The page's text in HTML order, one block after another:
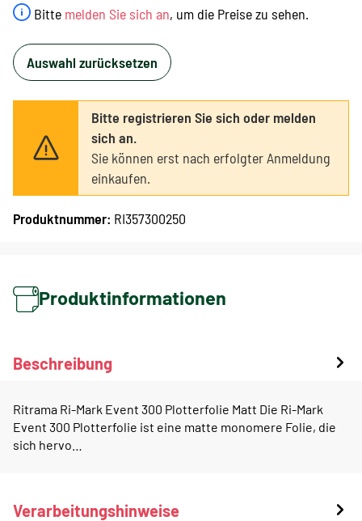
Bitte melden Sie sich an, um die Preise zu sehen.
Auswahl zurücksetzen
Bitte registrieren Sie sich oder melden
sich an.
Sie können erst nach erfolgter Anmeldung
einkaufen.
Produktnummer: RI357300250
Produktinformationen
Beschreibung
Ritrama Ri-Mark Event 300 Plotterfolie Matt Die Ri-Mark
Event 300 Plotterfolie ist eine matte monomere Folie, die
sich hervo…
Verarbeitungshinweise